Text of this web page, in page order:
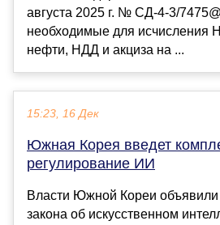
августа 2025 г. № СД-4-3/
необходимые для исчисления
нефти, НДД и акциза на ...
15:23, 16 Дек
Южная Корея введет
регулирование ИИ
Власти Южной Кореи объявили
закона об искусственном